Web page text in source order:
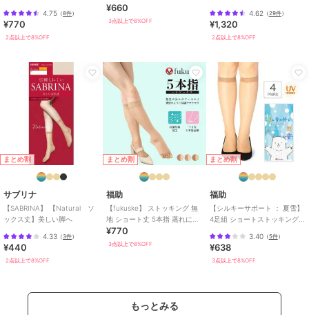
4.75 （8件）
¥770
2点以上で8%OFF
¥660
3点以上で8%OFF
4.62 （29件）
¥1,320
2点以上で8%OFF
まとめ割
サブリナ
【SABRINA】 【Natural ソ
ックス丈】美しい脚へ
4.33 （3件）
¥440
2点以上で8%OFF
まとめ割
福助
【fukuske】 ストッキング 無
地 ショート丈 5本指 蒸れにく
い ベタつきにくい
¥770
3点以上で8%OFF
まとめ割
福助
【シルキーサポート ： 夏雪】
4足組 ショートストッキング
3.40（5件）
¥638
3点以上で8%OFF
もっとみる